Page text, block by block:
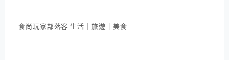
食尚玩家部落客 生活｜旅遊｜美食